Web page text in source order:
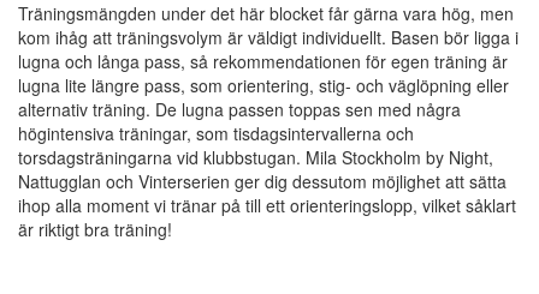
Träningsmängden under det här blocket får gärna vara hög, men
kom ihåg att träningsvolym är väldigt individuellt. Basen bör ligga i
lugna och långa pass, så rekommendationen för egen träning är
lugna lite längre pass, som orientering, stig- och väglöpning eller
alternativ träning. De lugna passen toppas sen med några
högintensiva träningar, som tisdagsintervallerna och
torsdagsträningarna vid klubbstugan. Mila Stockholm by Night,
Nattugglan och Vinterserien ger dig dessutom möjlighet att sätta
ihop alla moment vi tränar på till ett orienteringslopp, vilket såklart
är riktigt bra träning!